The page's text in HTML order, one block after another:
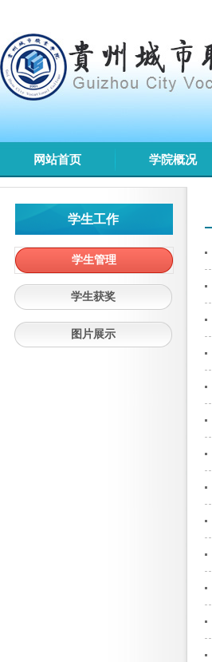
网站首页 学院概况
学生工作
学生管理
学生获奖
图片展示